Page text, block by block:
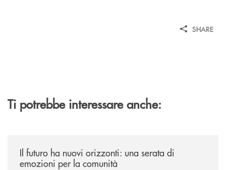
SHARE
Ti potrebbe interessare anche:
Il futuro ha nuovi orizzonti: una serata di
emozioni per la comunità